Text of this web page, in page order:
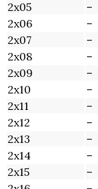
2х05
–
2х06
–
2х07
–
2х08
–
2х09
–
2х10
–
2х11
–
2х12
–
2х13
–
2х14
–
2х15
–